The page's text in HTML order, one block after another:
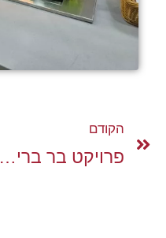
הקודם
פרויקט בר בריסטה – NICE רעננה